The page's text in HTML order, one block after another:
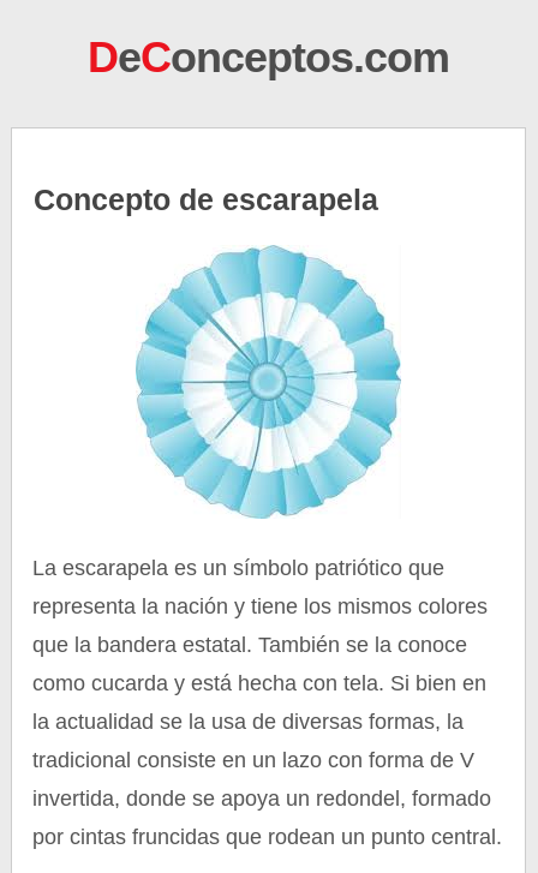
DeConceptos.com
Concepto de escarapela
La escarapela es un símbolo patriótico que
representa la nación y tiene los mismos colores
que la bandera estatal. También se la conoce
como cucarda y está hecha con tela. Si bien en
la actualidad se la usa de diversas formas, la
tradicional consiste en un lazo con forma de V
invertida, donde se apoya un redondel, formado
por cintas fruncidas que rodean un punto central.